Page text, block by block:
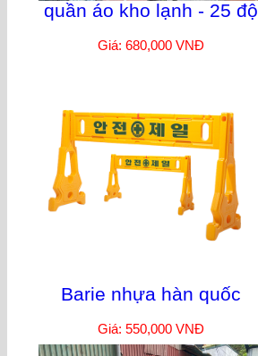
quần áo kho lạnh - 25 độ
Giá: 680,000 VNĐ
Barie nhựa hàn quốc
Giá: 550,000 VNĐ